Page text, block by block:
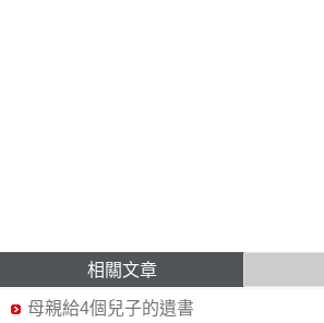
相關文章
母親給4個兒子的遺書